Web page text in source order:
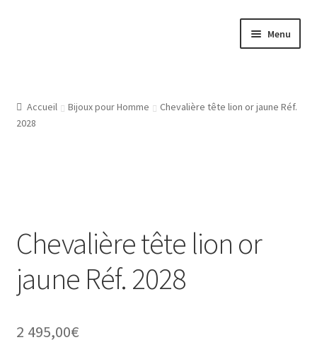
Menu
Atelier
Gravure Bijoux, Bagues, Pendentifs, Bracelets, Les Modeles
De Gravures
L’Atelier De Bijouterie Et Joaillerie
Mon compte
Accueil Bijoux pour Homme
Chevalière tête lion or jaune Réf.
2028
Chevalière tête lion or
jaune Réf. 2028
2 495,00€